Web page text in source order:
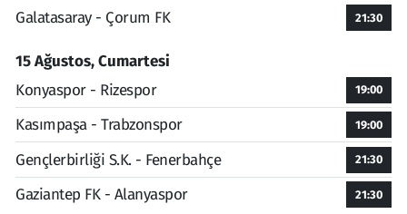
Galatasaray - Çorum FK
21:30
15 Ağustos, Cumartesi
Konyaspor - Rizespor
19:00
Kasımpaşa - Trabzonspor 19:00
Gençlerbirliği S.K. - Fenerbahçe 21:30
Gaziantep FK - Alanyaspor 21:30